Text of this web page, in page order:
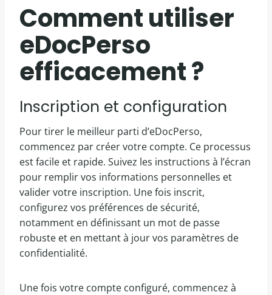
Comment utiliser
eDocPerso
efficacement ?
Inscription et configuration
Pour tirer le meilleur parti d’eDocPerso,
commencez par créer votre compte. Ce processus
est facile et rapide. Suivez les instructions à l’écran
pour remplir vos informations personnelles et
valider votre inscription. Une fois inscrit,
configurez vos préférences de sécurité,
notamment en définissant un mot de passe
robuste et en mettant à jour vos paramètres de
confidentialité.
Une fois votre compte configuré, commencez à